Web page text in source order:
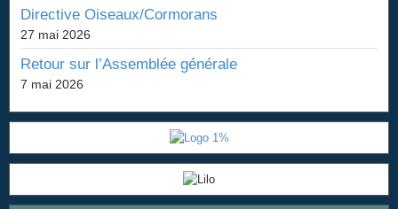
Directive Oiseaux/Cormorans
27 mai 2026
Retour sur l’Assemblée générale
7 mai 2026